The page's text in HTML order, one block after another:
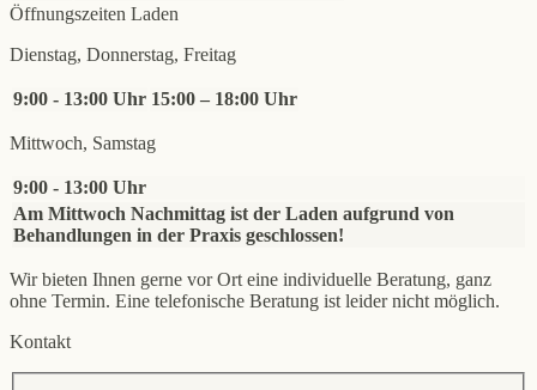
Öffnungszeiten Laden
Dienstag, Donnerstag, Freitag
9:00 - 13:00 Uhr 15:00 – 18:00 Uhr
Mittwoch, Samstag
9:00 - 13:00 Uhr
Am Mittwoch Nachmittag ist der Laden aufgrund von
Behandlungen in der Praxis geschlossen!
Wir bieten Ihnen gerne vor Ort eine individuelle Beratung, ganz
ohne Termin. Eine telefonische Beratung ist leider nicht möglich.
Kontakt